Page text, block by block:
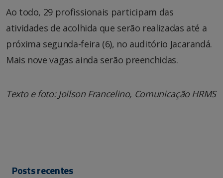
Ao todo, 29 profissionais participam das
atividades de acolhida que serão realizadas até a
próxima segunda-feira (6), no auditório Jacarandá.
Mais nove vagas ainda serão preenchidas.
Texto e foto: Joilson Francelino, Comunicação HRMS
Posts recentes